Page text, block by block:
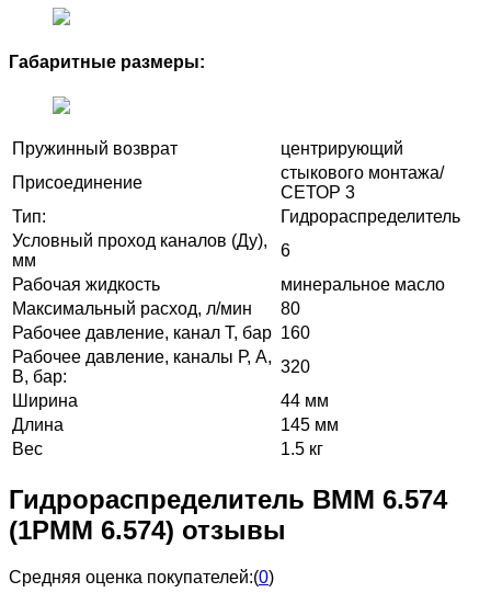
Габаритные размеры:
Пружинный возврат
центрирующий
Присоединение
стыкового монтажа/
СЕТОР 3
Тип:
Гидрораспределитель
Условный проход каналов (Ду),
мм
6
Рабочая жидкость
минеральное масло
Максимальный расход, л/мин
80
Рабочее давление, канал Т, бар 160
Рабочее давление, каналы Р, А,
В, бар:
320
Ширина
44 мм
Длина
145 мм
Вес
1.5 кг
Гидрораспределитель ВММ 6.574
(1РММ 6.574) отзывы
Средняя оценка покупателей:(0)